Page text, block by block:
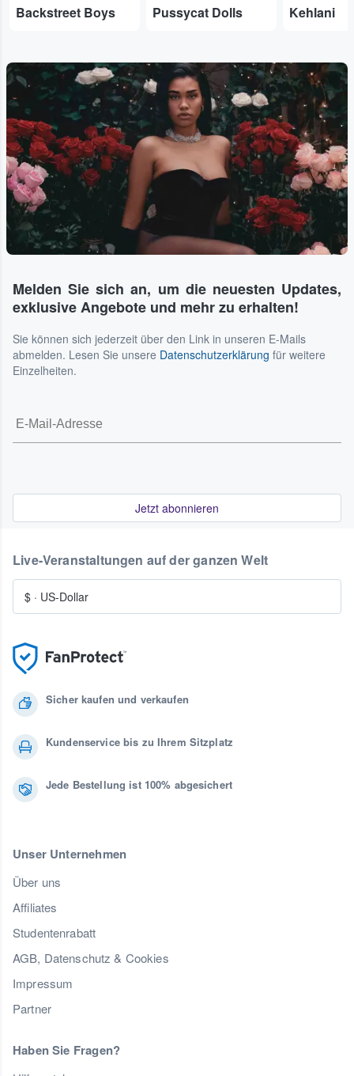
Backstreet Boys Pussycat Dolls Kehlani
Melden Sie sich an, um die neuesten Updates,
exklusive Angebote und mehr zu erhalten!
Sie können sich jederzeit über den Link in unseren E-Mails
abmelden. Lesen Sie unsere Datenschutzerklärung für weitere
Einzelheiten.
Jetzt abonnieren
Sicher kaufen und verkaufen
Kundenservice bis zu Ihrem Sitzplatz
Jede Bestellung ist 100% abgesichert
Unser Unternehmen
Über uns
Affiliates
Studentenrabatt
AGB, Datenschutz & Cookies
Impressum
Partner
Haben Sie Fragen?
Live-Veranstaltungen auf der ganzen Welt
$ · US-Dollar